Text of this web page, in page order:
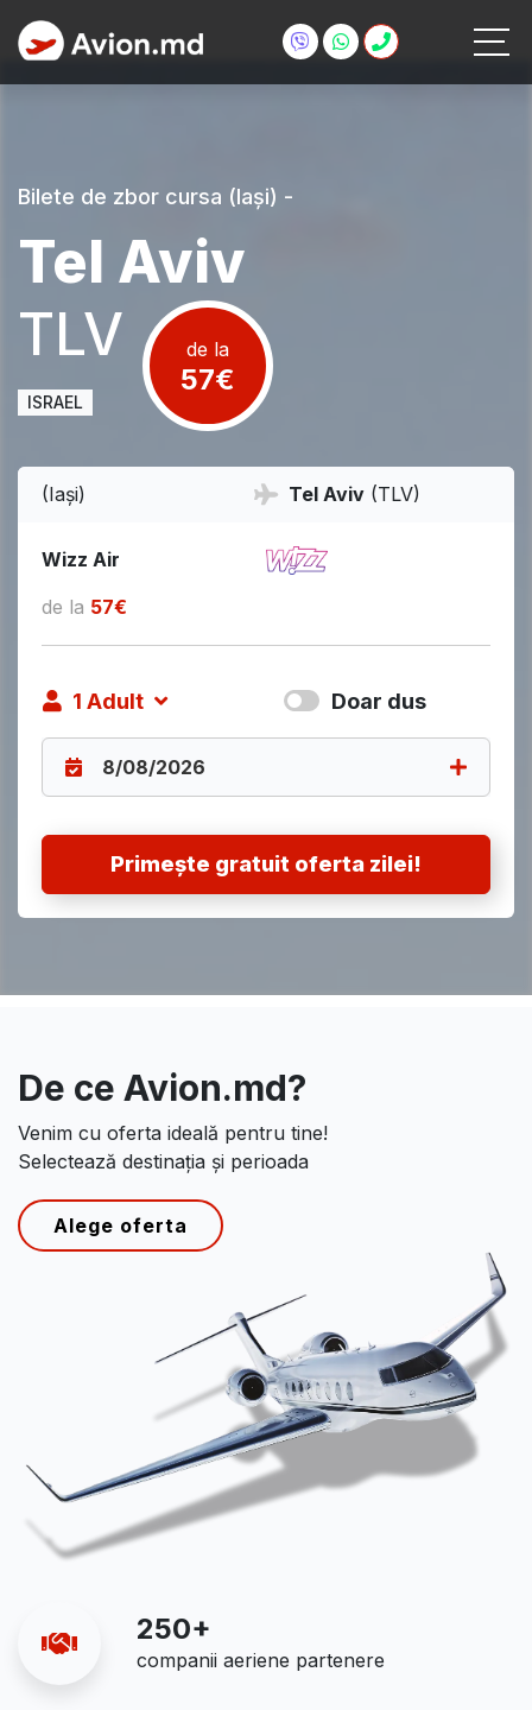
Bilete de zbor cursa (Iași) -
Tel Aviv
TLV
ISRAEL
de la
57€
(Iași) Tel Aviv(TLV)
Wizz Air
de la 57€
1 Adult Doar dus
Primește gratuit oferta zilei!
De ce Avion.md?
Venim cu oferta ideală pentru tine!
Selectează destinația și perioada
Alege oferta
250+
companii aeriene partenere